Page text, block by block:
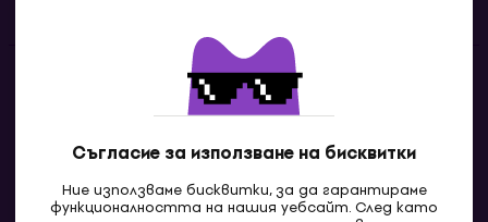
Съгласие за използване на бисквитки
Ние използваме бисквитки, за да гарантираме
функционалността на нашия уебсайт. След като
Контакти